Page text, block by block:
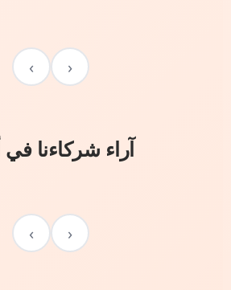
‹
›
آراء شركاءنا في
‹
›